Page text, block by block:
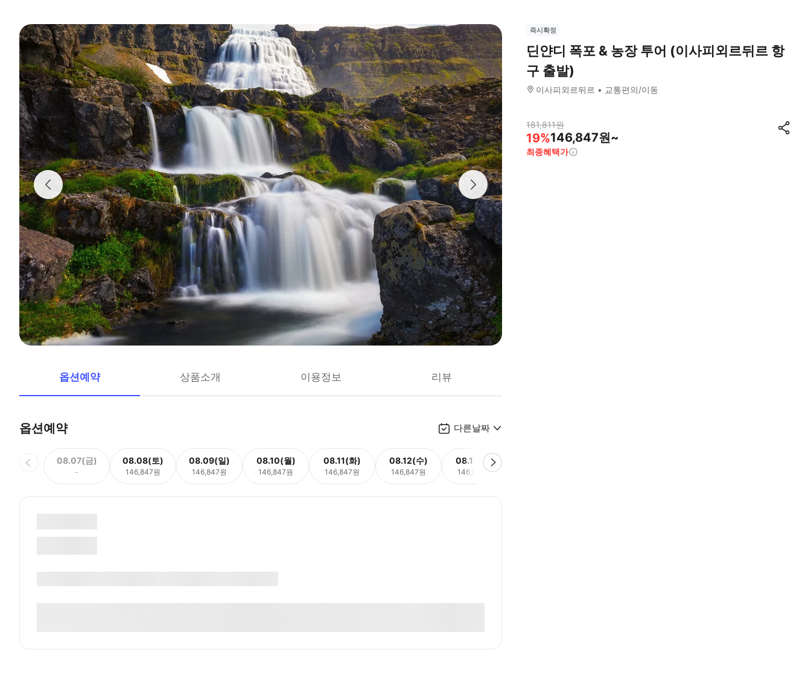
옵션예약 상품소개 이용정보 리뷰
옵션예약 다른날짜
08.07(금)
-
08.08(토)
146,847원
08.09(일)
146,847원
08.10(월)
146,847원
08.11(화)
146,847원
08.12(수)
146,847원
08.13(목)
146,847원
즉시확정
딘얀디 폭포 & 농장 투어 (이사피외르뒤르 항
구 출발)
이사피외르뒤르 교통편의/이동
181,811원
19%146,847원~
최종혜택가